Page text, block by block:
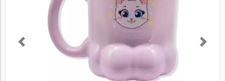
Previous Next